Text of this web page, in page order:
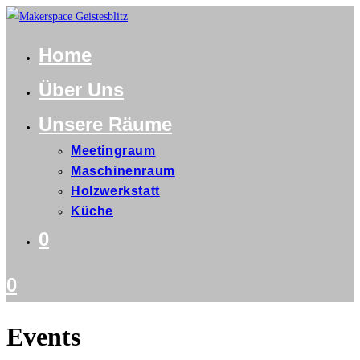
Home
Über Uns
Unsere Räume
Meetingraum
Maschinenraum
Holzwerkstatt
Küche
0
0
Events